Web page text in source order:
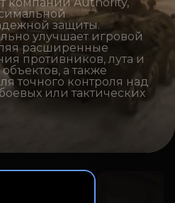
защиты.
улучшает игровой
расширенные
противников, лута и
а также
точного контроля над
или тактических